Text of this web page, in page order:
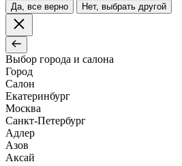
Да, все верно Нет, выбрать другой
Выбор города и салона
Город
Салон
Екатеринбург
Москва
Санкт-Петербург
Адлер
Азов
Аксай